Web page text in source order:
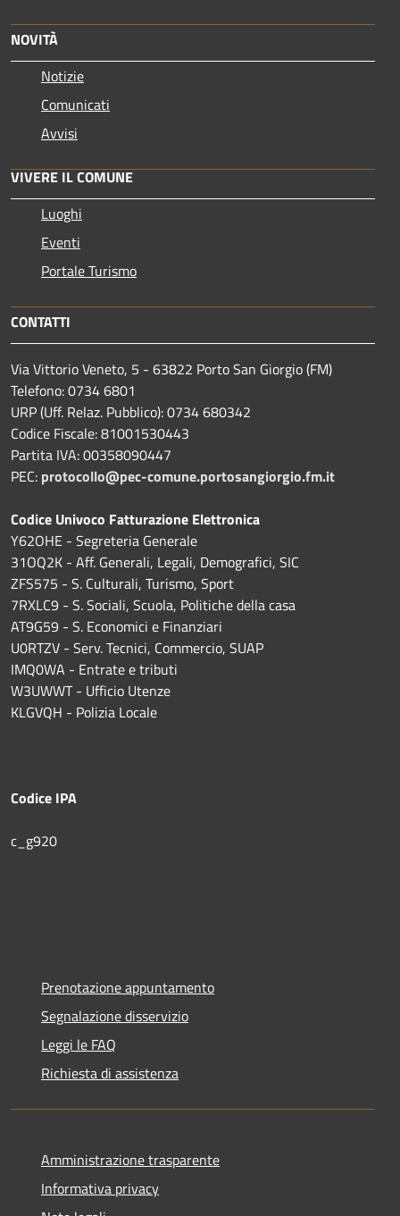
NOVITÀ
Notizie
Comunicati
Avvisi
VIVERE IL COMUNE
Luoghi
Eventi
Portale Turismo
CONTATTI
Via Vittorio Veneto, 5 - 63822 Porto San Giorgio (FM)
Telefono: 0734 6801
URP (Uff. Relaz. Pubblico): 0734 680342
Codice Fiscale: 81001530443
Partita IVA: 00358090447
PEC: protocollo@pec-comune.portosangiorgio.fm.it
Codice Univoco Fatturazione Elettronica
Y62OHE - Segreteria Generale
31OQ2K - Aff. Generali, Legali, Demografici, SIC
ZFS575 - S. Culturali, Turismo, Sport
7RXLC9 - S. Sociali, Scuola, Politiche della casa
AT9G59 - S. Economici e Finanziari
U0RTZV - Serv. Tecnici, Commercio, SUAP
IMQ0WA - Entrate e tributi
W3UWWT - Ufficio Utenze
KLGVQH - Polizia Locale
Codice IPA
c_g920
Prenotazione appuntamento
Segnalazione disservizio
Leggi le FAQ
Richiesta di assistenza
Amministrazione trasparente
Informativa privacy